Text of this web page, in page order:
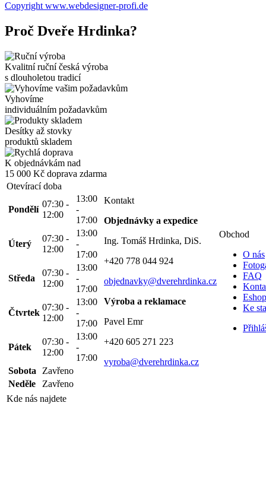
Copyright www.webdesigner-profi.de
Proč Dveře Hrdinka?
Kvalitní ruční česká výroba
s dlouholetou tradicí
Vyhovíme
individuálním požadavkům
Desítky až stovky
produktů skladem
K objednávkám nad
15 000 Kč doprava zdarma
Otevírací doba
Pondělí
07:30 -
12:00
13:00
-
17:00
Úterý
07:30 -
12:00
13:00
-
17:00
Středa
07:30 -
12:00
13:00
-
17:00
Čtvrtek
07:30 -
12:00
13:00
-
17:00
Pátek
07:30 -
12:00
13:00
-
17:00
Sobota
Zavřeno
Neděle
Zavřeno
Kontakt
Objednávky a expedice
Ing. Tomáš Hrdinka, DiS.
+420 778 044 924
objednavky@dverehrdinka.cz
Výroba a reklamace
Pavel Emr
+420 605 271 223
vyroba@dverehrdinka.cz
Obchod
O nás
FAQ
Eshop
Ke
Kde nás najdete